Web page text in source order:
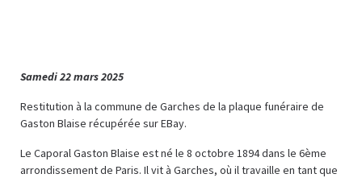
Samedi 22 mars 2025
Restitution à la commune de Garches de la plaque funéraire de
Gaston Blaise récupérée sur EBay.
Le Caporal Gaston Blaise est né le 8 octobre 1894 dans le 6ème
arrondissement de Paris. Il vit à Garches, où il travaille en tant que